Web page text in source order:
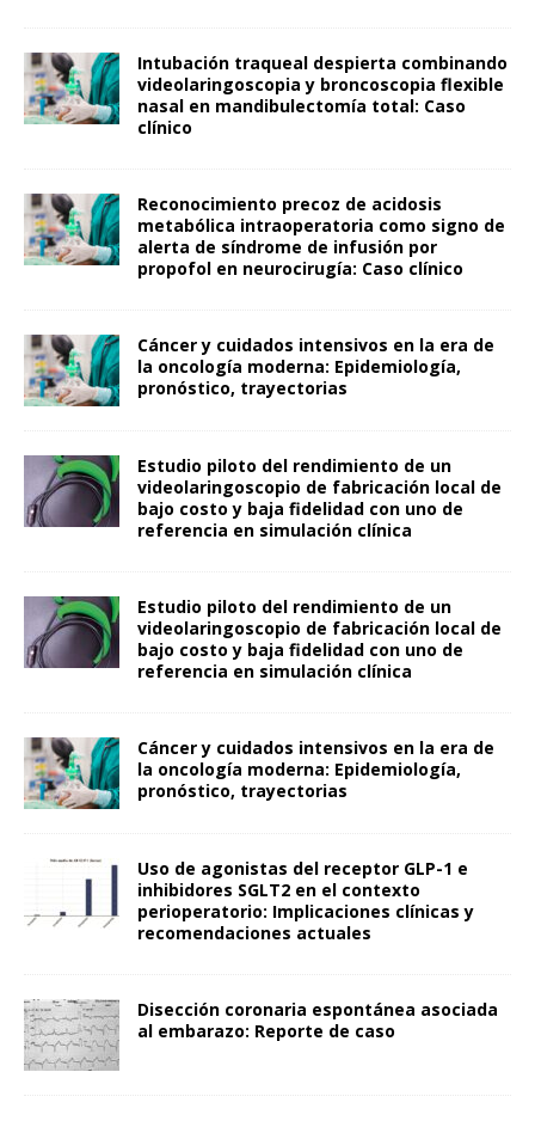
Intubación traqueal despierta combinando
videolaringoscopia y broncoscopia flexible
nasal en mandibulectomía total: Caso
clínico
Reconocimiento precoz de acidosis
metabólica intraoperatoria como signo de
alerta de síndrome de infusión por
propofol en neurocirugía: Caso clínico
Cáncer y cuidados intensivos en la era de
la oncología moderna: Epidemiología,
pronóstico, trayectorias
Estudio piloto del rendimiento de un
videolaringoscopio de fabricación local de
bajo costo y baja fidelidad con uno de
referencia en simulación clínica
Estudio piloto del rendimiento de un
videolaringoscopio de fabricación local de
bajo costo y baja fidelidad con uno de
referencia en simulación clínica
Cáncer y cuidados intensivos en la era de
la oncología moderna: Epidemiología,
pronóstico, trayectorias
Uso de agonistas del receptor GLP-1 e
inhibidores SGLT2 en el contexto
perioperatorio: Implicaciones clínicas y
recomendaciones actuales
Disección coronaria espontánea asociada
al embarazo: Reporte de caso